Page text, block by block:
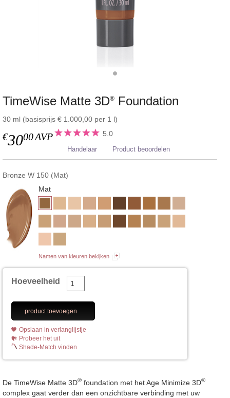
TimeWise Matte 3D® Foundation
30 ml (basisprijs € 1.000,00 per 1 l)
€3000AVP 5.0
Handelaar Product beoordelen
Bronze W 150 (Mat)
Mat
Namen van kleuren bekijken
Hoeveelheid
product toevoegen
Opslaan in verlanglijstje
Probeer het uit
Shade-Match vinden
De TimeWise Matte 3D® foundation met het Age Minimize 3D®
complex gaat verder dan een onzichtbare verbinding met uw